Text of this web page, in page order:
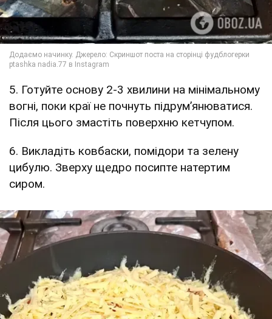
5. Готуйте основу 2-3 хвилини на мінімальному
вогні, поки краї не почнуть підрум’янюватися.
Після цього змастіть поверхню кетчупом.
6. Викладіть ковбаски, помідори та зелену
цибулю. Зверху щедро посипте натертим
сиром.